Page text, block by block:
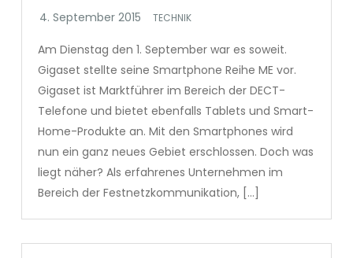
TECHNIK
Am Dienstag den 1. September war es soweit.
Gigaset stellte seine Smartphone Reihe ME vor.
Gigaset ist Marktführer im Bereich der DECT-
Telefone und bietet ebenfalls Tablets und Smart-
Home-Produkte an. Mit den Smartphones wird
nun ein ganz neues Gebiet erschlossen. Doch was
liegt näher? Als erfahrenes Unternehmen im
Bereich der Festnetzkommunikation, […]